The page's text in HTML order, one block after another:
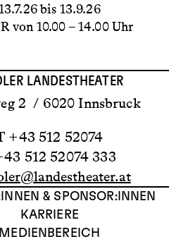
bis 13.9.26
von 10.00 – 14.00 Uhr
LANDESTHEATER
2 / 6020 Innsbruck
+43 512 52074
512 52074 333
& SPONSOR:INNEN
KARRIERE
MEDIENBEREICH